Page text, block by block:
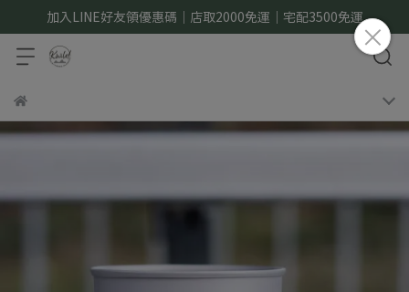
加入LINE好友領優惠碼｜店取2000免運｜宅配3500免運